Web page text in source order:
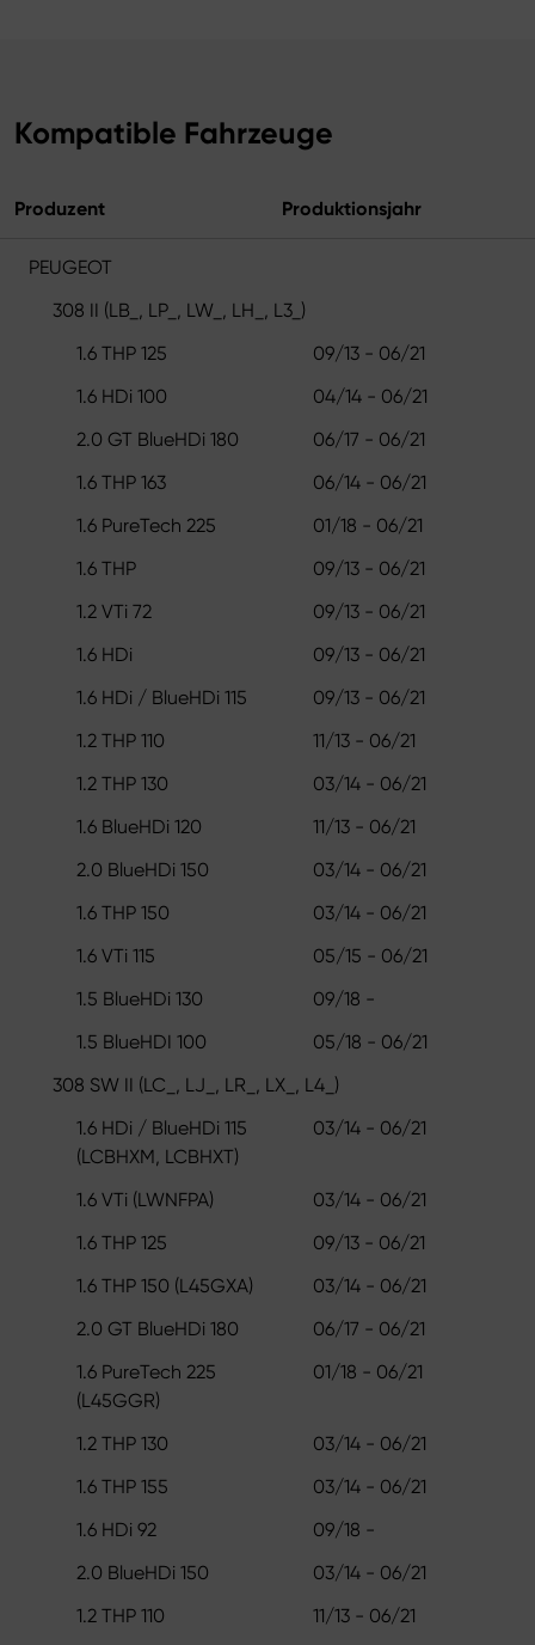
Kompatible Fahrzeuge
Produzent Produktionsjahr
PEUGEOT
308 II (LB_, LP_, LW_, LH_, L3_)
1.6 THP 125
09/13 - 06/21
1.6 HDi 100
04/14 - 06/21
2.0 GT BlueHDi 180
06/17 - 06/21
1.6 THP 163
06/14 - 06/21
1.6 PureTech 225
01/18 - 06/21
1.6 THP
09/13 - 06/21
1.2 VTi 72
09/13 - 06/21
1.6 HDi
09/13 - 06/21
1.6 HDi / BlueHDi 115
09/13 - 06/21
1.2 THP 110
11/13 - 06/21
1.2 THP 130
03/14 - 06/21
1.6 BlueHDi 120
11/13 - 06/21
2.0 BlueHDi 150
03/14 - 06/21
1.6 THP 150
03/14 - 06/21
1.6 VTi 115
05/15 - 06/21
1.5 BlueHDi 130
09/18 -
1.5 BlueHDI 100
05/18 - 06/21
308 SW II (LC_, LJ_, LR_, LX_, L4_)
1.6 HDi / BlueHDi 115
(LCBHXM, LCBHXT)
03/14 - 06/21
1.6 VTi (LWNFPA)
03/14 - 06/21
1.6 THP 125
09/13 - 06/21
1.6 THP 150 (L45GXA)
03/14 - 06/21
2.0 GT BlueHDi 180
06/17 - 06/21
1.6 PureTech 225
(L45GGR)
01/18 - 06/21
1.2 THP 130
03/14 - 06/21
1.6 THP 155
03/14 - 06/21
1.6 HDi 92
09/18 -
2.0 BlueHDi 150
03/14 - 06/21
1.2 THP 110
11/13 - 06/21